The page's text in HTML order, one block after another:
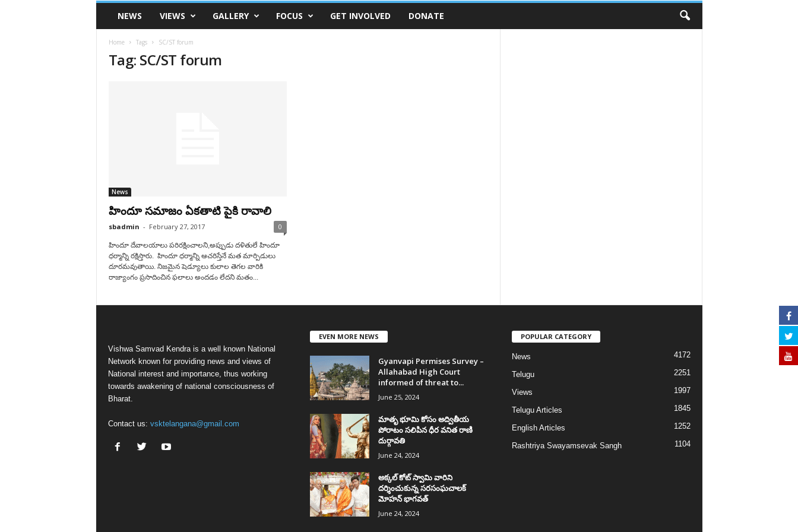
VSK
TelanganaNEWS VIEWS GALLERY FOCUS GET INVOLVED DONATE
Home Tags SC/ST forum
Tag: SC/ST forum
News
హిందూ సమాజం ఏకతాటి పైకి రావాలి
sbadmin - February 27, 2017 0
హిందూ దేవాలయాలు పరిరక్షించాలని,అప్పుడు దళితులే హిందూ
ధర్మాన్ని రక్షిస్తారు. హిందూ ధర్మాన్ని ఆచరిస్తేనే మత మార్పిడులు
దూరమవుతాయి. నిజమైన షెడ్యూలు కులాల తెగల వారికి
రాజ్యాంగం ప్రసాదించిన ఫలాలు అందడం లేదని మతం...
Vishwa Samvad Kendra is a well known National
Network known for providing news and views of
National interest and importance, thus working
towards awakening of national consciousness of
Bharat.
Contact us: vsktelangana@gmail.com
EVEN MORE NEWS
Gyanvapi Permises Survey –
Allahabad High Court
informed of threat to...
June 25, 2024
మాతృ భూమి కోసం అద్వితీయ
పోరాటం సలిపిన ధీర వనిత రాణి
దుర్గావతి
June 24, 2024
అక్కల్‌ కోట్‌ స్వామి వారిని
దర్శించుకున్న సరసంఘచాలక్
మోహన్ భాగవత్
June 24, 2024
POPULAR CATEGORY
News 4172
Telugu 2251
Views 1997
Telugu Articles 1845
English Articles 1252
Rashtriya Swayamsevak Sangh 1104